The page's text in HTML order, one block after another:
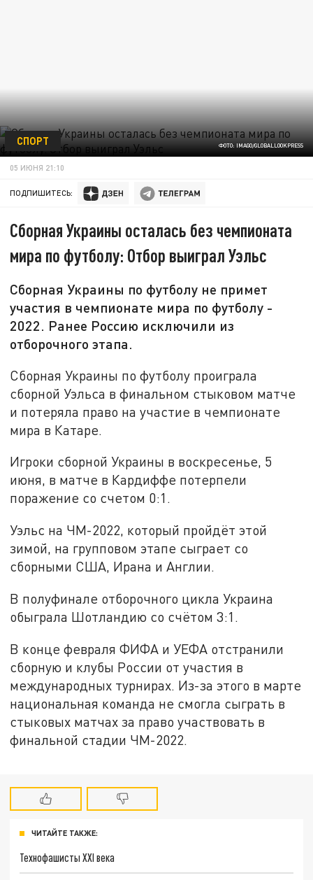
ФОТО: IMAGO/GLOBALLOOKPRESS
СПОРТ
05 ИЮНЯ 21:10
ПОДПИШИТЕСЬ:
Сборная Украины осталась без чемпионата
мира по футболу: Отбор выиграл Уэльс
Сборная Украины по футболу не примет
участия в чемпионате мира по футболу -
2022. Ранее Россию исключили из
отборочного этапа.
Сборная Украины по футболу проиграла
сборной Уэльса в финальном стыковом матче
и потеряла право на участие в чемпионате
мира в Катаре.
Игроки сборной Украины в воскресенье, 5
июня, в матче в Кардиффе потерпели
поражение со счетом 0:1.
Уэльс на ЧМ-2022, который пройдёт этой
зимой, на групповом этапе сыграет со
сборными США, Ирана и Англии.
В полуфинале отборочного цикла Украина
обыграла Шотландию со счётом 3:1.
В конце февраля ФИФА и УЕФА отстранили
сборную и клубы России от участия в
международных турнирах. Из-за этого в марте
национальная команда не смогла сыграть в
стыковых матчах за право участвовать в
финальной стадии ЧМ-2022.
ЧИТАЙТЕ ТАКЖЕ:
Технофашисты XXI века